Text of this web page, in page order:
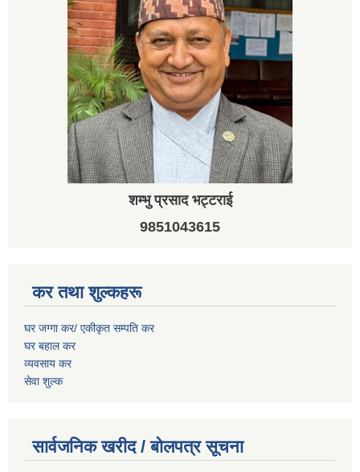
शम्भु प्रसाद भट्टराई
9851043615
कर तथा शुल्कहरू
घर जग्गा कर/ एकीकृत सम्पति कर
घर बहाल कर
व्यवसाय कर
सेवा शुल्क
सार्वजनिक खरीद / बोलपत्र सूचना